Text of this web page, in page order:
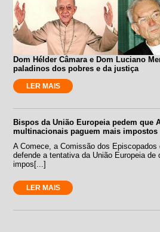
Dom Hélder Câmara e Dom Luciano
paladinos dos pobres e da justiça
LER MAIS
Bispos da União Europeia pedem que
multinacionais paguem mais impostos
A Comece, a Comissão dos Episcopados
defende a tentativa da União Europeia de
impos[...]
LER MAIS